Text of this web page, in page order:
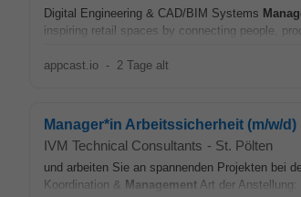
Digital Engineering & CAD/BIM Systems
inspiring retail spaces by connecting people,
appcast.io - 2 Tage alt
Manager*in Arbeitssicherheit (m/w/d)
IVM Technical Consultants - St. Pölten
und arbeiten Sie an spannenden Projekten bei
Koordination & Management Art der